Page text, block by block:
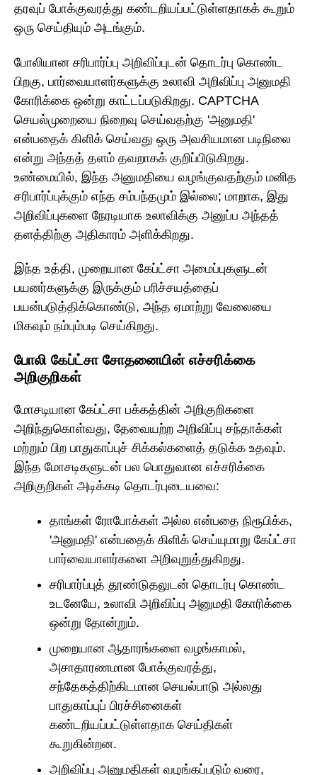
தரவுப் போக்குவரத்து கண்டறியப்பட்டுள்ளதாகக் கூறும்
ஒரு செய்தியும் அடங்கும்.
போலியான சரிபார்ப்பு அறிவிப்புடன் தொடர்பு கொண்ட
பிறகு, பார்வையாளர்களுக்கு உலாவி அறிவிப்பு அனுமதி
கோரிக்கை ஒன்று காட்டப்படுகிறது. CAPTCHA
செயல்முறையை நிறைவு செய்வதற்கு 'அனுமதி'
என்பதைக் கிளிக் செய்வது ஒரு அவசியமான படிநிலை
என்று அந்தத் தளம் தவறாகக் குறிப்பிடுகிறது.
உண்மையில், இந்த அனுமதியை வழங்குவதற்கும் மனித
சரிபார்ப்புக்கும் எந்த சம்பந்தமும் இல்லை; மாறாக, இது
அறிவிப்புகளை நேரடியாக உலாவிக்கு அனுப்ப அந்தத்
தளத்திற்கு அதிகாரம் அளிக்கிறது.
இந்த உத்தி, முறையான கேப்ட்சா அமைப்புகளுடன்
பயனர்களுக்கு இருக்கும் பரிச்சயத்தைப்
பயன்படுத்திக்கொண்டு, அந்த ஏமாற்று வேலையை
மிகவும் நம்பும்படி செய்கிறது.
போலி கேப்ட்சா சோதனையின் எச்சரிக்கை
அறிகுறிகள்
மோசடியான கேப்ட்சா பக்கத்தின் அறிகுறிகளை
அறிந்துகொள்வது, தேவையற்ற அறிவிப்பு சந்தாக்கள்
மற்றும் பிற பாதுகாப்புச் சிக்கல்களைத் தடுக்க உதவும்.
இந்த மோசடிகளுடன் பல பொதுவான எச்சரிக்கை
அறிகுறிகள் அடிக்கடி தொடர்புடையவை:
தாங்கள் ரோபோக்கள் அல்ல என்பதை நிரூபிக்க,
'அனுமதி' என்பதைக் கிளிக் செய்யுமாறு கேப்ட்சா
பார்வையாளர்களை அறிவுறுத்துகிறது.
சரிபார்ப்புத் தூண்டுதலுடன் தொடர்பு கொண்ட
உடனேயே, உலாவி அறிவிப்பு அனுமதி கோரிக்கை
ஒன்று தோன்றும்.
முறையான ஆதாரங்களை வழங்காமல்,
அசாதாரணமான போக்குவரத்து,
சந்தேகத்திற்கிடமான செயல்பாடு அல்லது
பாதுகாப்புப் பிரச்சினைகள்
கண்டறியப்பட்டுள்ளதாக செய்திகள்
கூறுகின்றன.
அறிவிப்பு அனுமதிகள் வழங்கப்படும் வரை,